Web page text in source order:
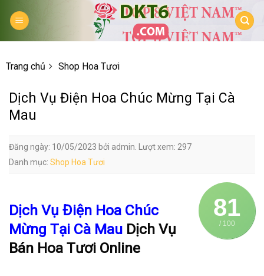
Trang chủ Shop Hoa Tươi
Dịch Vụ Điện Hoa Chúc Mừng Tại Cà
Mau
Đăng ngày: 10/05/2023 bởi admin. Lượt xem: 297
Danh mục: Shop Hoa Tươi
81
/ 100
Dịch Vụ Điện Hoa Chúc
Mừng Tại Cà Mau Dịch Vụ
Bán Hoa Tươi Online